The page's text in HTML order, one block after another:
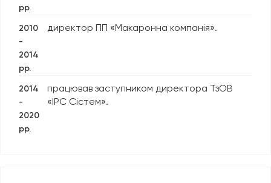
рр.
2010
-
2014
рр.
директор ПП «Макаронна компанія».
2014
-
2020
рр.
працював заступником директора ТзОВ
«ІРС Сістем».